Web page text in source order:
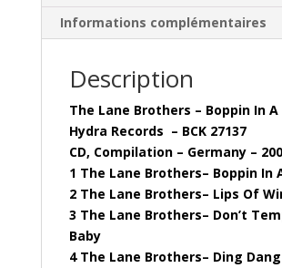
Informations complémentaires
Description
The Lane Brothers – Boppin In A
Hydra Records – BCK 27137
CD, Compilation – Germany –
1 The Lane Brothers– Boppin In
2 The Lane Brothers– Lips Of
3 The Lane Brothers– Don’t
Baby
4 The Lane Brothers– Ding Dang